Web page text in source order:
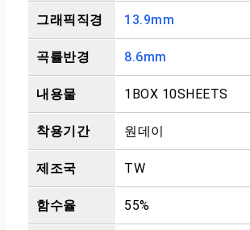
그래픽직경 13.9mm
곡률반경 8.6mm
내용물 1BOX 10SHEETS
착용기간 원데이
제조국 TW
함수율 55%